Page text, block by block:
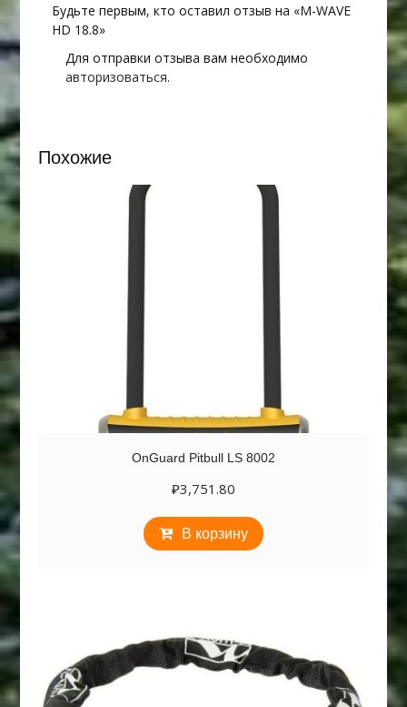
Будьте первым, кто оставил отзыв на «M-WAVE
HD 18.8»
Для отправки отзыва вам необходимо
авторизоваться.
Похожие
OnGuard Pitbull LS 8002
₽3,751.80
В корзину